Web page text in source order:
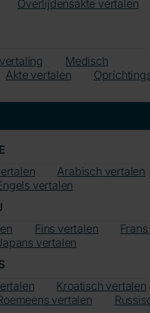
Overlijdensakte vertalen
Medisch
Akte vertalen
Arabisch vertalen
vertalen
Fins vertalen
vertalen
Kroatisch vertalen
vertalen